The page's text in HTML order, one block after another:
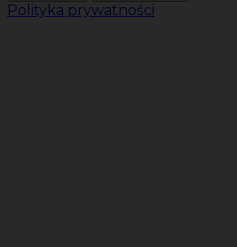
Polityka prywatności